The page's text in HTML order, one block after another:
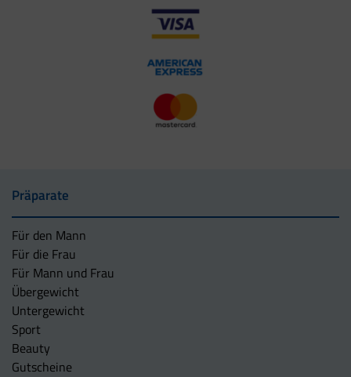
Präparate
Für den Mann
Für die Frau
Für Mann und Frau
Übergewicht
Untergewicht
Sport
Beauty
Gutscheine